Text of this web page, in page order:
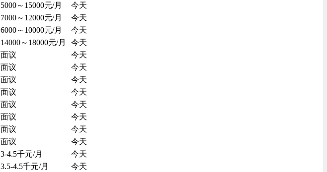
5000～15000元/月
今天
7000～12000元/月
今天
6000～10000元/月
今天
14000～18000元/月
今天
面议
今天
面议
今天
面议
今天
面议
今天
面议
今天
面议
今天
面议
今天
面议
今天
3-4.5千元/月
今天
3.5-4.5千元/月
今天